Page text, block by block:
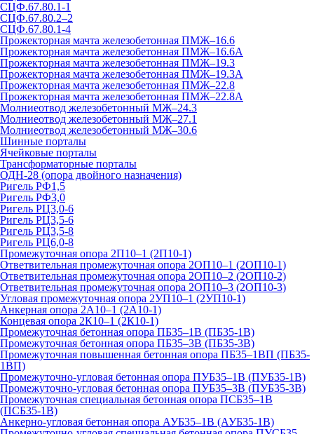
СЦФ.67.80.1-1
СЦФ.67.80.2–2
СЦФ.67.80.1-4
Прожекторная мачта железобетонная ПМЖ–16.6
Прожекторная мачта железобетонная ПМЖ–16.6А
Прожекторная мачта железобетонная ПМЖ–19.3
Прожекторная мачта железобетонная ПМЖ–19.3А
Прожекторная мачта железобетонная ПМЖ–22.8
Прожекторная мачта железобетонная ПМЖ–22.8А
Молниеотвод железобетонный МЖ–24.3
Молниеотвод железобетонный МЖ–27.1
Молниеотвод железобетонный МЖ–30.6
Шинные порталы
Ячейковые порталы
Трансформаторные порталы
ОДН-28 (опора двойного назначения)
Ригель РФ1,5
Ригель РФ3,0
Ригель РЦ3,0-6
Ригель РЦ3,5-6
Ригель РЦ3,5-8
Ригель РЦ6,0-8
Промежуточная опора 2П10–1 (2П10-1)
Ответвительная промежуточная опора 2ОП10–1 (2ОП10-1)
Ответвительная промежуточная опора 2ОП10–2 (2ОП10-2)
Ответвительная промежуточная опора 2ОП10–3 (2ОП10-3)
Угловая промежуточная опора 2УП10–1 (2УП10-1)
Анкерная опора 2А10–1 (2А10-1)
Концевая опора 2К10–1 (2К10-1)
Промежуточная бетонная опора ПБ35–1В (ПБ35-1В)
Промежуточная бетонная опора ПБ35–3В (ПБ35-3В)
Промежуточная повышенная бетонная опора ПБ35–1ВП (ПБ35-
1ВП)
Промежуточно-угловая бетонная опора ПУБ35–1В (ПУБ35-1В)
Промежуточно-угловая бетонная опора ПУБ35–3В (ПУБ35-3В)
Промежуточная специальная бетонная опора ПСБ35–1В
(ПСБ35-1В)
Анкерно-угловая бетонная опора АУБ35–1В (АУБ35-1В)